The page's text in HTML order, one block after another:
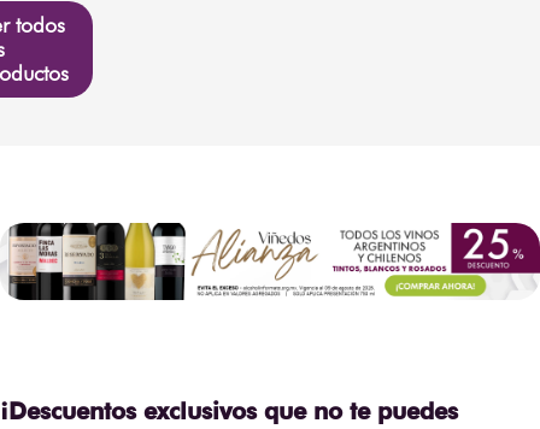
todos
¡Descuentos exclusivos que no te puedes